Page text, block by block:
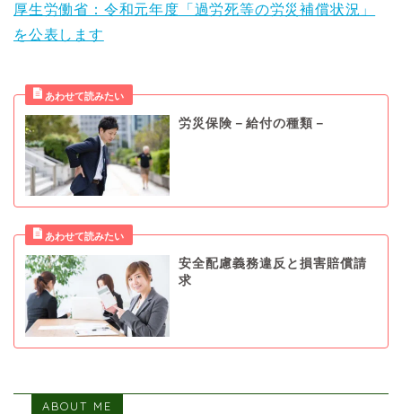
厚生労働省：令和元年度「過労死等の労災補償状況」
を公表します
労災保険－給付の種類－
安全配慮義務違反と損害賠償請
求
ABOUT ME